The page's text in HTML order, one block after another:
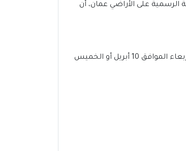
5:46 صباحاً، وقد أكدت الجهات الفلكية الرسمية على الأراضي عمان، أن
في غضون أسابيع قليلة، سنشهد مباركة شهر رمضان المبارك 2024-1445،من المحتمل أن يوافق عيد الفطر 2024 فى عمان يوم الأربعاء الموافق 10 أبريل أو الخميس